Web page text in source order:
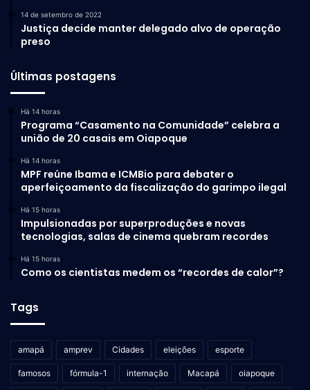
14 de setembro de 2022
Justiça decide manter delegado alvo de operação
preso
Últimas postagens
Há 14 horas
Programa “Casamento na Comunidade” celebra a
união de 20 casais em Oiapoque
Há 14 horas
MPF reúne Ibama e ICMBio para debater o
aperfeiçoamento da fiscalização do garimpo ilegal
Há 15 horas
Impulsionadas por superproduções e novas
tecnologias, salas de cinema quebram recordes
Há 15 horas
Como os cientistas medem os “recordes de calor”?
Tags
amapá amprev Cidades eleições esporte
famosos fórmula-1 internação Macapá oiapoque